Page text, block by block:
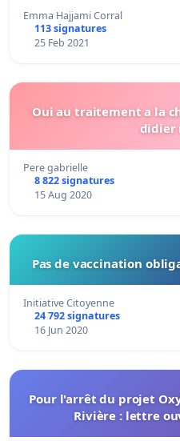
Emma Hajjami Corral
113 signatures
25 Feb 2021
Oui au traitement a la
didier
Pere gabrielle
8 822 signatures
15 Aug 2020
Pas de vaccination
Initiative Citoyenne
24 792 signatures
16 Jun 2020
Pour l'arrêt du projet
Rivière : lettre